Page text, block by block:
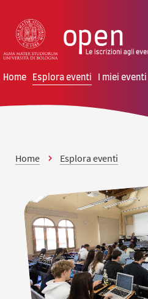
Home Esplora eventi I miei eventi
Home Esplora eventi